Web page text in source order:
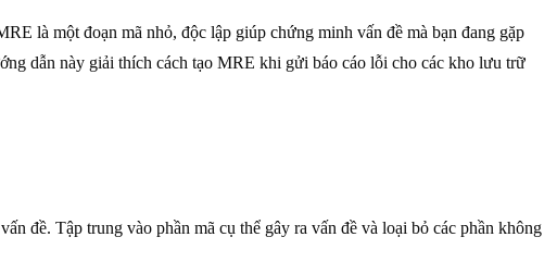
là một đoạn mã nhỏ, độc lập giúp chứng minh vấn đề mà bạn đang gặp
dẫn này giải thích cách tạo MRE khi gửi báo cáo lỗi cho các kho lưu trữ
đề. Tập trung vào phần mã cụ thể gây ra vấn đề và loại bỏ các phần không